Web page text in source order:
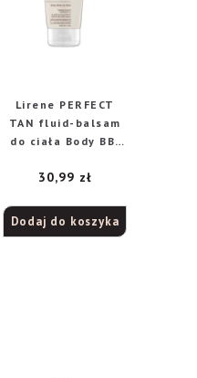
Lirene PERFECT
TAN fluid-balsam
do ciała Body BB,
30,99 zł
Dodaj do koszyka